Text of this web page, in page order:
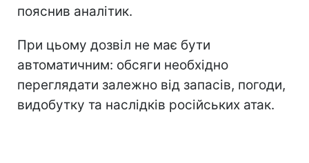
пояснив аналітик.
При цьому дозвіл не має бути
автоматичним: обсяги необхідно
переглядати залежно від запасів, погоди,
видобутку та наслідків російських атак.